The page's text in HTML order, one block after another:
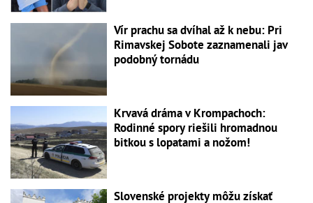
Vír prachu sa dvíhal až k nebu: Pri
Rimavskej Sobote zaznamenali jav
podobný tornádu
Krvavá dráma v Krompachoch:
Rodinné spory riešili hromadnou
bitkou s lopatami a nožom!
Slovenské projekty môžu získať